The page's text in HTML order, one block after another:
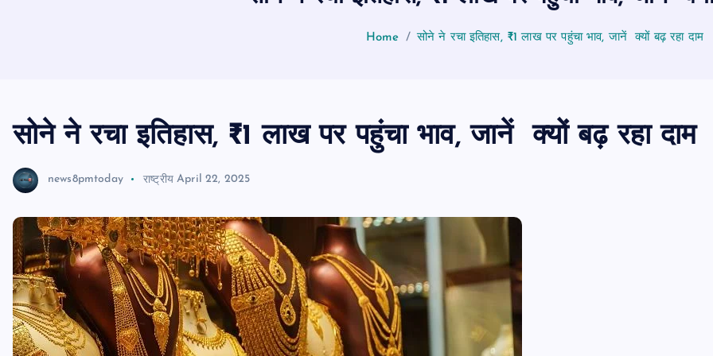
Home सोने ने रचा इतिहास, ₹1 लाख पर पहुंचा भाव, जानें क्यों बढ़ रहा दाम
सोने ने रचा इतिहास, ₹1 लाख पर पहुंचा भाव, जानें क्यों बढ़ रहा दाम
news8pmtoday राष्ट्रीय April 22, 2025
पीएमएस एसोसिएशन आजमगढ़ का चुनाव
सचिव निर्विरोध निर्वाचित
news8pmtoday